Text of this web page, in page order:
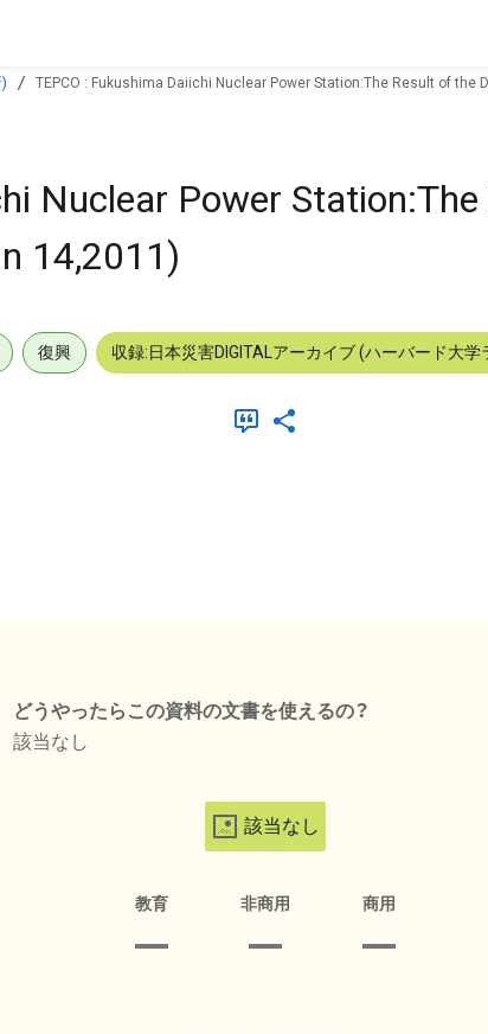
TEPCO : Fukushima Daiichi Nuclear Power Station:The Result of the
Nuclear Power
14,2011)
復興 収録:日本災害DIGITALアーカイブ (ハーバード大
どうやったらこの資料の文書を使えるの？
該当なし
該当なし
教育 非商用 商用